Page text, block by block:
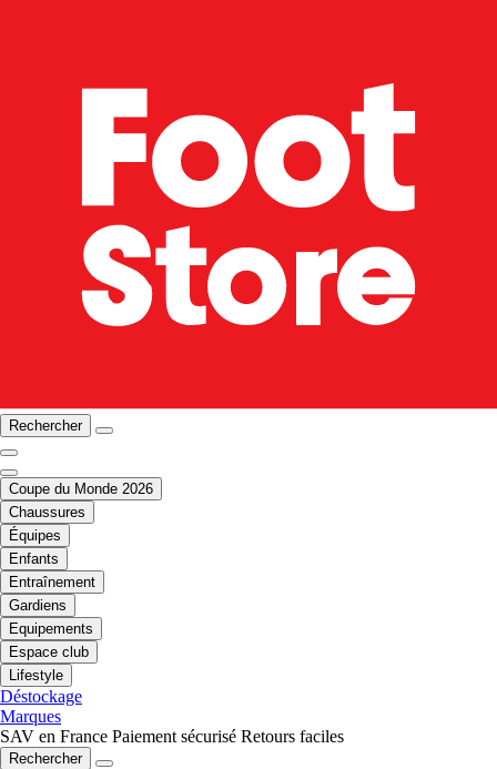
Rechercher
Coupe du Monde 2026
Chaussures
Équipes
Enfants
Entraînement
Gardiens
Equipements
Espace club
Lifestyle
Déstockage
Marques
SAV en France Paiement sécurisé Retours faciles
Rechercher